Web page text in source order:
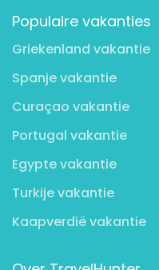
Populaire vakanties
Griekenland vakantie
Spanje vakantie
Curaçao vakantie
Portugal vakantie
Egypte vakantie
Turkije vakantie
Kaapverdië vakantie